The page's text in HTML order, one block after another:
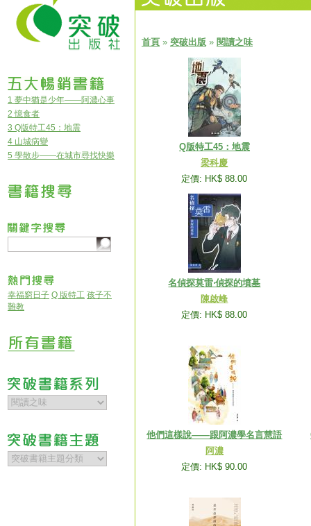
1 夢中猶是少年——阿濃心事
2 憶食者
3 Q版特工45：地震
4 山城病變
5 學散步——在城市尋找快樂
幸福窮日子 Q 版特工 孩子不
難教
首頁 » 突破出版 » 閱讀之味
Q版特工45：地震
梁科慶
定價: HK$ 88.00
名偵探莫雷‧偵探的墳墓
陳啟峰
定價: HK$ 88.00
他們這樣說——跟阿濃學名言慧語
阿濃
定價: HK$ 90.00